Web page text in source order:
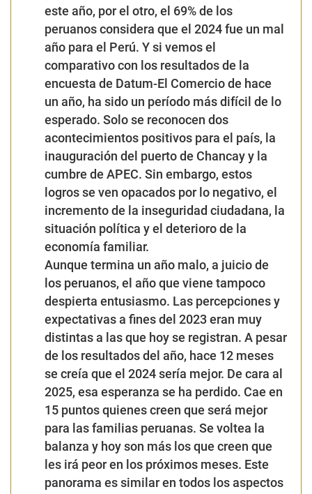
Estadística e Informática).
Esto explica —subrayó— el descontento de la
mayoría de peruanos respecto a sus ingresos
actuales y también su excepticismo hacia el próximo
año. Y si bien la cifra es menor a la del 2023,“todavía
queda mucho por hacer para que nuestro mercado
laboral, al menos, recupere los niveles de empleo
adecuado previos a la pandemia y una mayor parte de
los hogares peruanos genere la suficiente cantidad de
dinero para efectivamente cubrir sus gastos”.
La aún baja calidad del empleo es un reflejo del
mediocre desempeño de la economía peruana. En el
2024, el PBI ha vuelto a crecer después de un pésimo
pero no está avanzando a la suficiente velocidad
para garantizar que la creciente población en edad de
trabajar acceda a un empleo adecuado y pueda mirar
con optimismo el próximo año”,indicó Costa a este
Diario.
Agregó que, aunque la inflación ya está bajo control,
lo cierto es que“la mayoría de familias siguen
sintiendo que su capacidad de compra aún no se ha
recuperado, debido a sus ingresos no se han
incrementado al mismo ritmo que el aumento de los
precios y pueden adquirir menos bienes y servicios”